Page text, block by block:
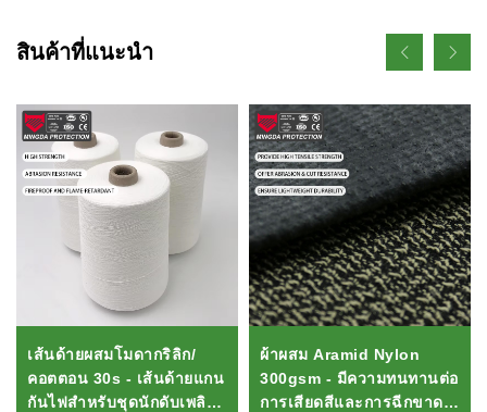
สินค้าที่แนะนำ
เส้นด้ายผสมโมดากริลิก/
คอตตอน 30s - เส้นด้ายแกน
กันไฟสำหรับชุดนักดับเพลิง/
ผ้าผสม Aramid Nylon
300gsm - มีความทนทานต่อ
การเสียดสีและการฉีกขาด